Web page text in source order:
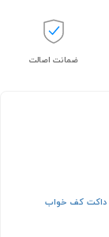
ضمانت اصالت
داکت کف خواب